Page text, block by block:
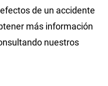
de un accidente
más información
nuestros